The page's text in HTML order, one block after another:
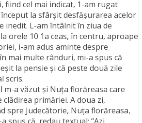
fiind cel mai indicat, 1-am rugat
la sfârşit desfăşurarea acelor
inedit. L-am întâlnit în ziua de
orele 10 1a ceas, în centru, aproape
i-am adus aminte despre
mai multe rânduri, mi-a spus că
la pensie şi că peste două zile
scris.
m-a văzut şi Nuţa florăreasa care
primăriei. A doua zi,
spre Judecătorie, Nuţa florăreasa,